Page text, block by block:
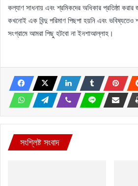
কল্যাণ সাধনায় এবং শ্রমিকদের অধিকার প্রতিষ্ঠা
কখনোই এক বিন্দু পরিমাণ পিছপা হয়নি এবং ভবিষ্যতেও
সংগ্রামে আমরা পিছু হটবো না ইনশাআল্লাহ।
সংশ্লিষ্ট সংবাদ